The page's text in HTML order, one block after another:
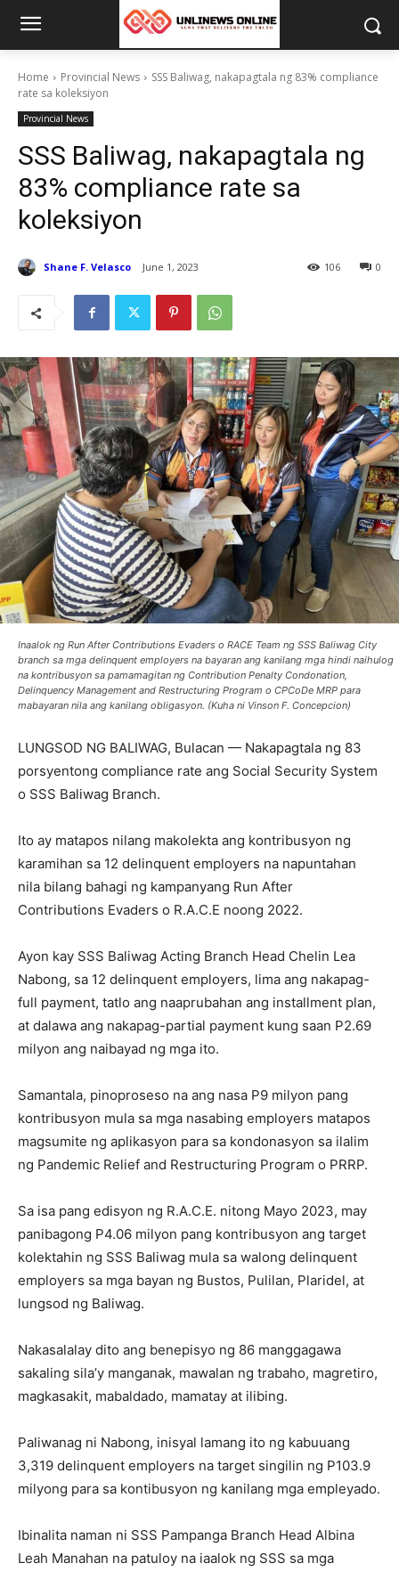
Home Provincial News
SSS Baliwag, nakapagtala ng 83% compliance
rate sa koleksiyon
Provincial News
SSS Baliwag, nakapagtala ng
83% compliance rate sa
koleksiyon
Shane F. Velasco June 1, 2023 0
106
Inaalok ng Run After Contributions Evaders o RACE Team ng SSS Baliwag City
branch sa mga delinquent employers na bayaran ang kanilang mga hindi naihulog
na kontribusyon sa pamamagitan ng Contribution Penalty Condonation,
Delinquency Management and Restructuring Program o CPCoDe MRP para
mabayaran nila ang kanilang obligasyon. (Kuha ni Vinson F. Concepcion)
LUNGSOD NG BALIWAG, Bulacan — Nakapagtala ng 83
porsyentong compliance rate ang Social Security System
o SSS Baliwag Branch.
Ito ay matapos nilang makolekta ang kontribusyon ng
karamihan sa 12 delinquent employers na napuntahan
nila bilang bahagi ng kampanyang Run After
Contributions Evaders o R.A.C.E noong 2022.
Ayon kay SSS Baliwag Acting Branch Head Chelin Lea
Nabong, sa 12 delinquent employers, lima ang nakapag-
full payment, tatlo ang naaprubahan ang installment plan,
at dalawa ang nakapag-partial payment kung saan P2.69
milyon ang naibayad ng mga ito.
Samantala, pinoproseso na ang nasa P9 milyon pang
kontribusyon mula sa mga nasabing employers matapos
magsumite ng aplikasyon para sa kondonasyon sa ilalim
ng Pandemic Relief and Restructuring Program o PRRP.
Sa isa pang edisyon ng R.A.C.E. nitong Mayo 2023, may
panibagong P4.06 milyon pang kontribusyon ang target
kolektahin ng SSS Baliwag mula sa walong delinquent
employers sa mga bayan ng Bustos, Pulilan, Plaridel, at
lungsod ng Baliwag.
Nakasalalay dito ang benepisyo ng 86 manggagawa
sakaling sila’y manganak, mawalan ng trabaho, magretiro,
magkasakit, mabaldado, mamatay at ilibing.
Paliwanag ni Nabong, inisyal lamang ito ng kabuuang
3,319 delinquent employers na target singilin ng P103.9
milyong para sa kontibusyon ng kanilang mga empleyado.
Ibinalita naman ni SSS Pampanga Branch Head Albina
Leah Manahan na patuloy na iaalok ng SSS sa mga